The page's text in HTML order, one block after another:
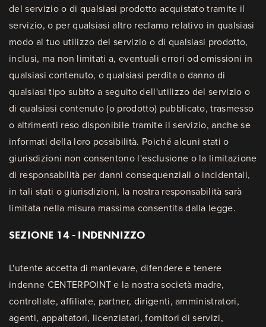
del servizio o di qualsiasi prodotto acquistato tramite il
servizio, o per qualsiasi altro reclamo relativo in qualsiasi
modo al tuo utilizzo del servizio o di qualsiasi prodotto,
inclusi, ma non limitati a, eventuali errori od omissioni in
qualsiasi contenuto, o qualsiasi perdita o danno di
qualsiasi tipo subito a seguito dell'utilizzo del servizio o
di qualsiasi contenuto (o prodotto) pubblicato, trasmesso
o altrimenti reso disponibile tramite il servizio, anche se
informati della loro possibilità. Poiché alcuni stati o
giurisdizioni non consentono l'esclusione o la limitazione
di responsabilità per danni consequenziali o incidentali,
in tali stati o giurisdizioni, la nostra responsabilità sarà
limitata nella misura massima consentita dalla legge.
SEZIONE 14 - INDENNIZZO
L'utente accetta di manlevare, difendere e tenere
indenne CENTERPOINT e la nostra società madre,
controllate, affiliate, partner, dirigenti, amministratori,
agenti, appaltatori, licenziatari, fornitori di servizi,